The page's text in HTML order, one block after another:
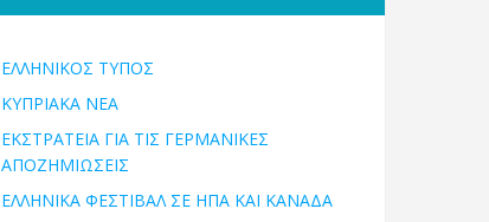
ΕΛΛΗΝΙΚΟΣ ΤΥΠΟΣ
ΚΥΠΡΙΑΚΑ ΝΕΑ
ΕΚΣΤΡΑΤΕΙΑ ΓΙΑ ΤΙΣ ΓΕΡΜΑΝΙΚΕΣ
ΑΠΟΖΗΜΙΩΣΕΙΣ
ΕΛΛΗΝΙΚΆ ΦΕΣΤΙΒΆΛ ΣΕ ΗΠΑ ΚΑΙ ΚΑΝΑΔΑ